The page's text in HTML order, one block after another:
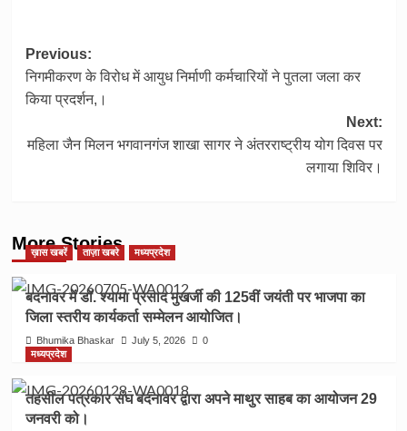
Post
navigation
Previous:
निगमीकरण के विरोध में आयुध निर्माणी कर्मचारियों ने पुतला जला कर
किया प्रदर्शन,।
Next:
महिला जैन मिलन भगवानगंज शाखा सागर ने अंतरराष्ट्रीय योग दिवस पर
लगाया शिविर।
More Stories
ख़ास खबरें ताज़ा खबरे मध्यप्रदेश
बदनावर में डॉ. श्यामा प्रसाद मुखर्जी की 125वीं जयंती पर भाजपा का
जिला स्तरीय कार्यकर्ता सम्मेलन आयोजित।
Bhumika Bhaskar July 5, 2026
0
मध्यप्रदेश
तहसील पत्रकार संघ बदनावर द्वारा अपने माथुर साहब का आयोजन 29
जनवरी को।